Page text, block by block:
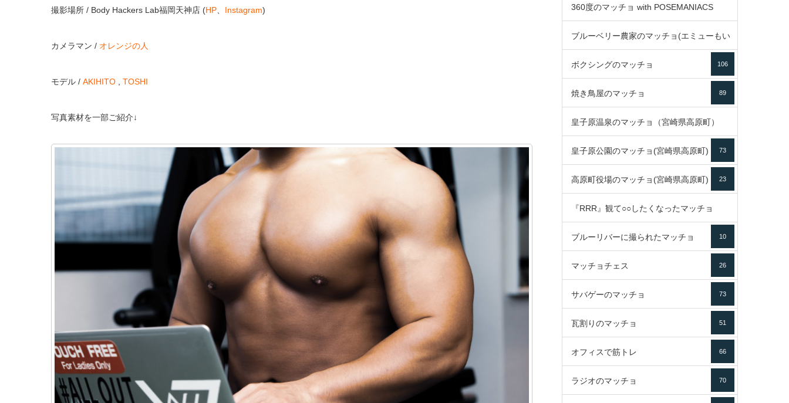
撮影場所 / Body Hackers Lab福岡天神店 (HP Instagram)
カメラマン / オレンジの人
モデル / AKIHITO TOSHI
写真素材を一部ご紹介↓
360度のマッチョ with POSEMANIACS
49
ブルーベリー農家のマッチョ(エミューもい
るよ) 72
ボクシングのマッチョ 106
焼き鳥屋のマッチョ 89
皇子原温泉のマッチョ（宮崎県高原町）
133
皇子原公園のマッチョ(宮崎県高原町) 73
高原町役場のマッチョ(宮崎県高原町) 23
『RRR』観て○○したくなったマッチョ
16
ブルーリバーに撮られたマッチョ 10
マッチョチェス 26
サバゲーのマッチョ 73
瓦割りのマッチョ 51
オフィスで筋トレ 66
ラジオのマッチョ 70